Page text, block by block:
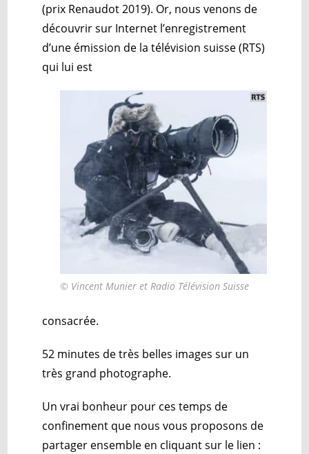
(prix Renaudot 2019). Or, nous venons de
découvrir sur Internet l’enregistrement
d’une émission de la télévision suisse (RTS)
qui lui est
© Vincent Munier et Radio Télévision Suisse
consacrée.
52 minutes de très belles images sur un
très grand photographe.
Un vrai bonheur pour ces temps de
confinement que nous vous proposons de
partager ensemble en cliquant sur le lien :